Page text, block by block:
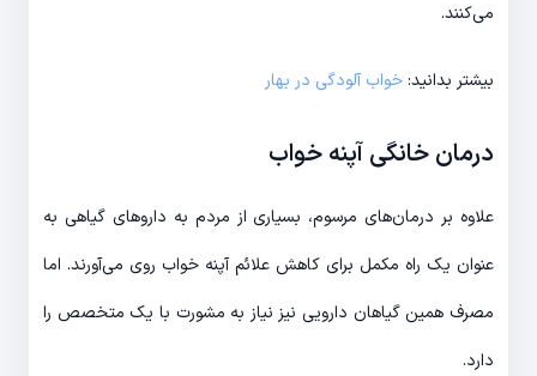
می‌کنند.
بیشتر بدانید:خواب آلودگی در بهار
درمان خانگی آپنه خواب
علاوه بر درمان‌های مرسوم، بسیاری از مردم به داروهای گیاهی به
عنوان یک راه مکمل برای کاهش علائم آپنه خواب روی می‌آورند. اما
مصرف همین گیاهان دارویی نیز نیاز به مشورت با یک متخصص را
دارد.